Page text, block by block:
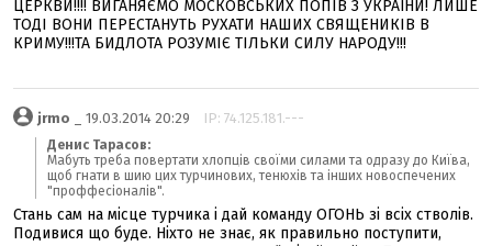
ЦЕРКВИ!!!! ВИГАНЯЄМО МОСКОВСЬКИХ ПОПІВ З УКРАЇНИ! ЛИШЕ
ТОДІ ВОНИ ПЕРЕСТАНУТЬ РУХАТИ НАШИХ СВЯЩЕНИКІВ В
КРИМУ!!!ТА БИДЛОТА РОЗУМІЄ ТІЛЬКИ СИЛУ НАРОДУ!!!
jrmo _ 19.03.2014 20:29 IP: 74.125.181.---
Денис Тарасов:
Мабуть треба повертати хлопців своїми силами та одразу до Київа,
щоб гнати в шию цих турчинових, тенюхів та інших новоспечених
"проффесіоналів".
Стань сам на місце турчика і дай команду ОГОНЬ зі всіх стволів.
Подивися що буде. Ніхто не знає, як правильно поступити,